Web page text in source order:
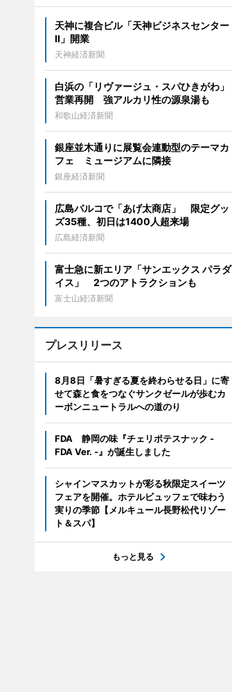
天神に複合ビル「天神ビジネスセンター
II」開業
天神経済新聞
白浜の「リヴァージュ・スパひきがわ」
営業再開 強アルカリ性の源泉湯も
和歌山経済新聞
銀座並木通りに展覧会連動型のテーマカ
フェ ミュージアムに隣接
銀座経済新聞
広島パルコで「あげ太商店」 限定グッ
ズ35種、初日は1400人超来場
広島経済新聞
富士急に新エリア「サンエックス パラダ
イス」 2つのアトラクションも
富士山経済新聞
プレスリリース
8月8日「暑すぎる夏を終わらせる日」に寄
せて森と食をつなぐサンクゼールが歩むカ
ーボンニュートラルへの道のり
FDA 静岡の味『チェリポテスナック -
FDA Ver. -』が誕生しました
シャインマスカットが彩る秋限定スイーツ
フェアを開催。ホテルビュッフェで味わう
実りの季節【メルキュール長野松代リゾー
ト＆スパ】
もっと見る